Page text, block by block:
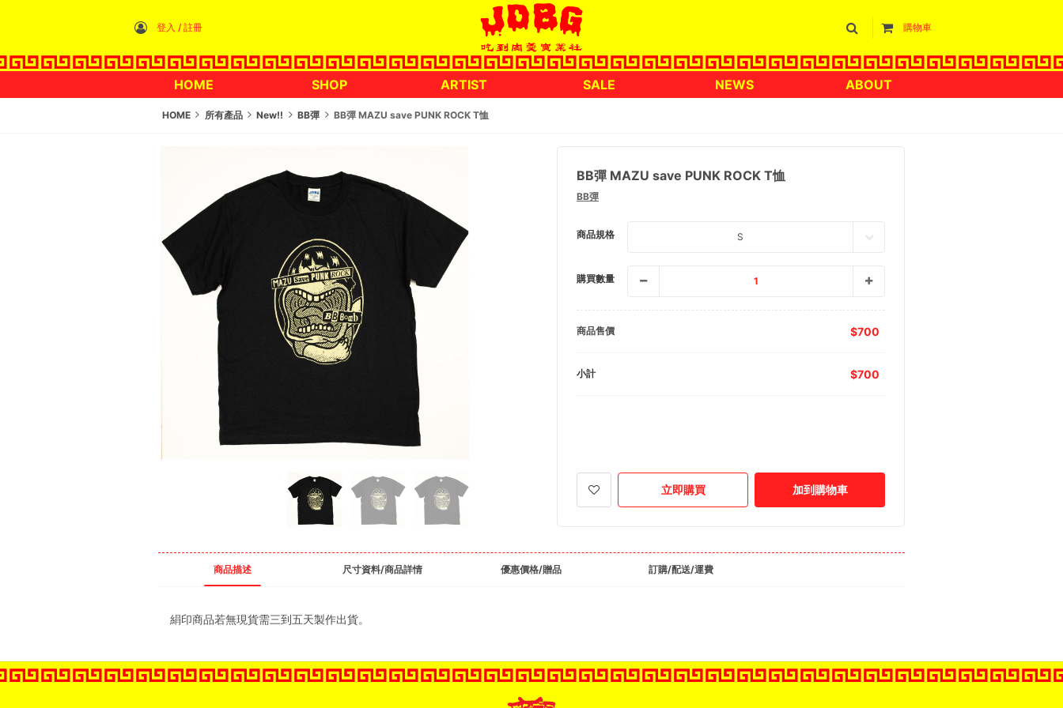
登入 / 註冊 購物車
HOME SHOP ARTIST SALE NEWS ABOUT
HOME 所有產品 New!! BB彈 BB彈 MAZU save PUNK ROCK T恤
BB彈 MAZU save PUNK ROCK T恤
BB彈
商品規格 S
購買數量 1
商品售價 700
小計 700
立即購買 加到購物車
商品描述 尺寸資料/商品詳情 優惠價格/贈品 訂購/配送/運費
絹印商品若無現貨需三到五天製作出貨。